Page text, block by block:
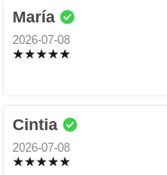
María
2026-07-08
Cintia
2026-07-08